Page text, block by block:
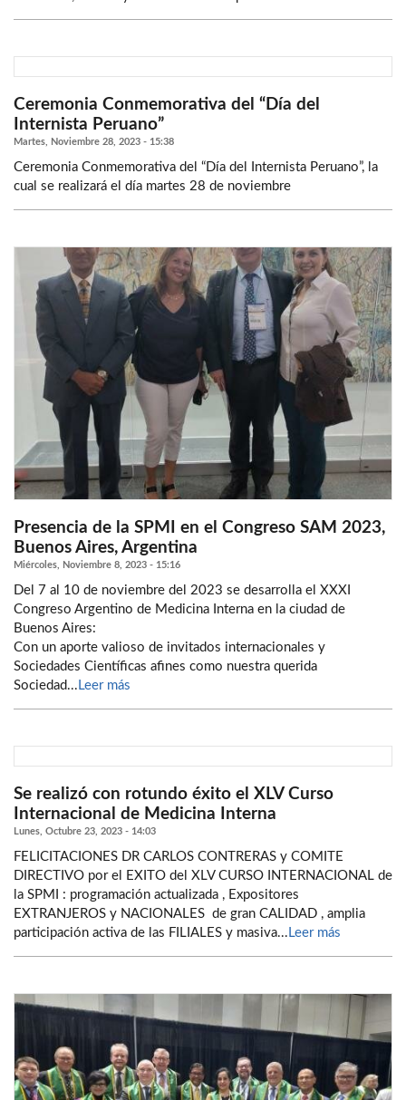
Ceremonia Conmemorativa del “Día del
Internista Peruano”
Martes, Noviembre 28, 2023 - 15:38
Ceremonia Conmemorativa del “Día del Internista Peruano”, la
cual se realizará el día martes 28 de noviembre
Presencia de la SPMI en el Congreso SAM 2023,
Buenos Aires, Argentina
Miércoles, Noviembre 8, 2023 - 15:16
Del 7 al 10 de noviembre del 2023 se desarrolla el XXXI
Congreso Argentino de Medicina Interna en la ciudad de
Buenos Aires:
Con un aporte valioso de invitados internacionales y
Sociedades Científicas afines como nuestra querida
Sociedad... Leer más
Se realizó con rotundo éxito el XLV Curso
Internacional de Medicina Interna
Lunes, Octubre 23, 2023 - 14:03
FELICITACIONES DR CARLOS CONTRERAS y COMITE
DIRECTIVO por el EXITO del XLV CURSO INTERNACIONAL de
la SPMI : programación actualizada , Expositores
EXTRANJEROS y NACIONALES de gran CALIDAD , amplia
participación activa de las FILIALES y masiva... Leer más